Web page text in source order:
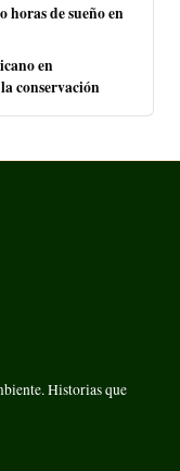
de sueño en
en
conservación
Historias que